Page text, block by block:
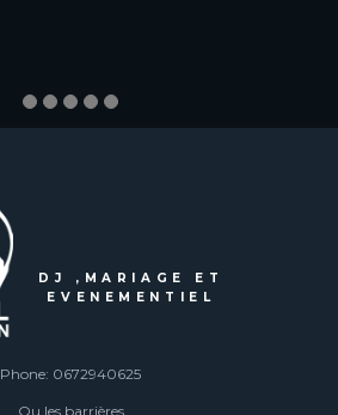
Qu les barrières
DJ ,MARIAGE ET
EVENEMENTIEL
Phone: 0672940625